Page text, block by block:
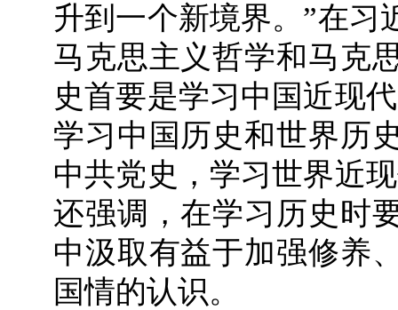
升到一个新境界。”在习
马克思主义哲学和马克
史首要是学习中国近现
学习中国历史和世界历
中共党史，学习世界近
还强调，在学习历史时
中汲取有益于加强修养
国情的认识。